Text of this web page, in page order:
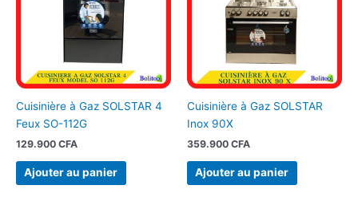
Cuisinière à Gaz SOLSTAR 4
Feux SO-112G
129.900 CFA
Ajouter au panier
Cuisinière à Gaz SOLSTAR
Inox 90X
359.900 CFA
Ajouter au panier